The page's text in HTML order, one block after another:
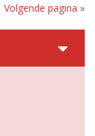
Volgende pagina »